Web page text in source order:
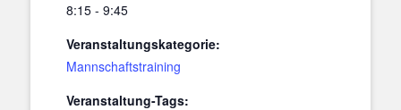
8:15 - 9:45
Veranstaltungskategorie:
Mannschaftstraining
Veranstaltung-Tags: